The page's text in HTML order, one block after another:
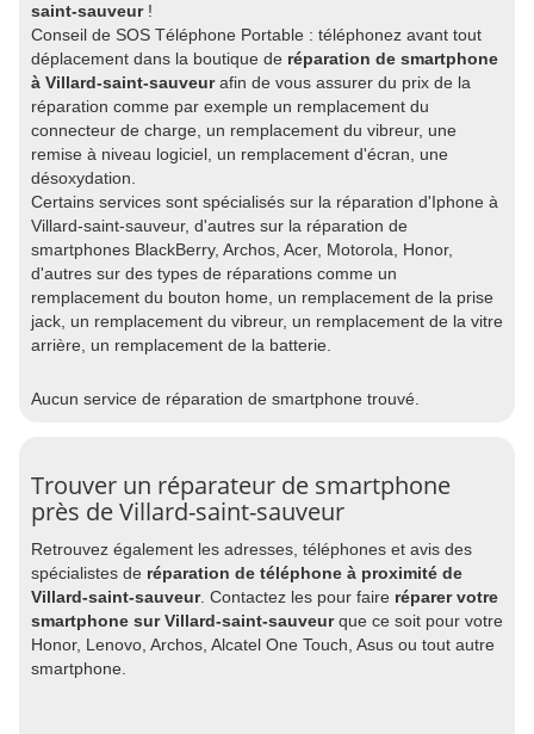
saint-sauveur!
Conseil de SOS Téléphone Portable : téléphonez avant tout
déplacement dans la boutique de réparation de smartphone
à Villard-saint-sauveurafin de vous assurer du prix de la
réparation comme par exemple un remplacement du
connecteur de charge, un remplacement du vibreur, une
remise à niveau logiciel, un remplacement d'écran, une
désoxydation.
Certains services sont spécialisés sur la réparation d'Iphone à
Villard-saint-sauveur, d'autres sur la réparation de
smartphones BlackBerry, Archos, Acer, Motorola, Honor,
d'autres sur des types de réparations comme un
remplacement du bouton home, un remplacement de la prise
jack, un remplacement du vibreur, un remplacement de la vitre
arrière, un remplacement de la batterie.
Aucun service de réparation de smartphone trouvé.
Trouver un réparateur de smartphone
près de Villard-saint-sauveur
Retrouvez également les adresses, téléphones et avis des
spécialistes de réparation de téléphone à proximité de
Villard-saint-sauveur. Contactez les pour faire réparer votre
smartphone sur Villard-saint-sauveurque ce soit pour votre
Honor, Lenovo, Archos, Alcatel One Touch, Asus ou tout autre
smartphone.